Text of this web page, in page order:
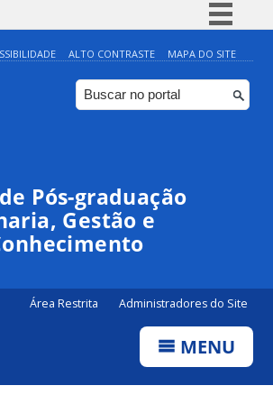
Simplifique!
Comunica BR
Participe
Canais
ALTO CONTRASTE MAPA DO SITE
Pós-graduação
Gestão e
Área Restrita Administradores do Site
MENU